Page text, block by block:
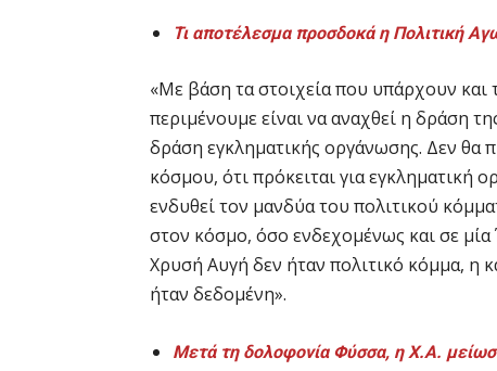
Τι αποτέλεσμα προσδοκά η Πολιτική
«Με βάση τα στοιχεία που υπάρχουν και
περιμένουμε είναι να αναχθεί η δράση
δράση εγκληματικής οργάνωσης. Δεν θα
κόσμου, ότι πρόκειται για εγκληματική
ενδυθεί τον μανδύα του πολιτικού
στον κόσμο, όσο ενδεχομένως και σε
Χρυσή Αυγή δεν ήταν πολιτικό κόμμα, η
ήταν δεδομένη».
Μετά τη δολοφονία Φύσσα, η Χ.Α.